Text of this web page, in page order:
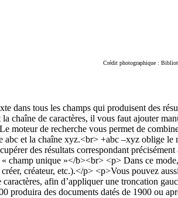
Crédit photographique :